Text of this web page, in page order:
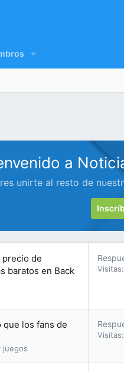
a
unirte al resto de
precio de
baratos en Back
Visitas
los fans de
juegos
Visitas